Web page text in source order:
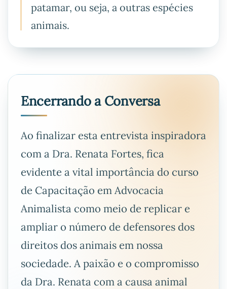
patamar, ou seja, a outras espécies
animais.
Encerrando a Conversa
Ao finalizar esta entrevista inspiradora
com a Dra. Renata Fortes, fica
evidente a vital importância do curso
de Capacitação em Advocacia
Animalista como meio de replicar e
ampliar o número de defensores dos
direitos dos animais em nossa
sociedade. A paixão e o compromisso
da Dra. Renata com a causa animal